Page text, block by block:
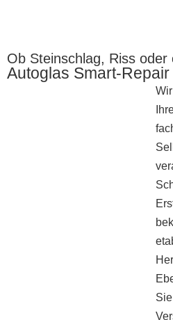
Ob Steinschlag, Riss oder
Autoglas Smart-Repair